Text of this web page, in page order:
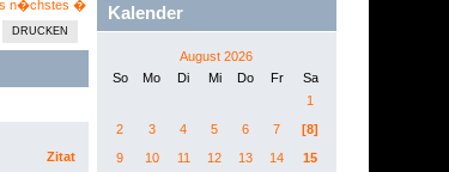
n�chstes �
DRUCKEN
Zitat
Kalender
August 2026
So
Mo Di Mi Do Fr
Sa
1
2
3 4 5 6 7
[8]
9
10 11 12 13 14
15